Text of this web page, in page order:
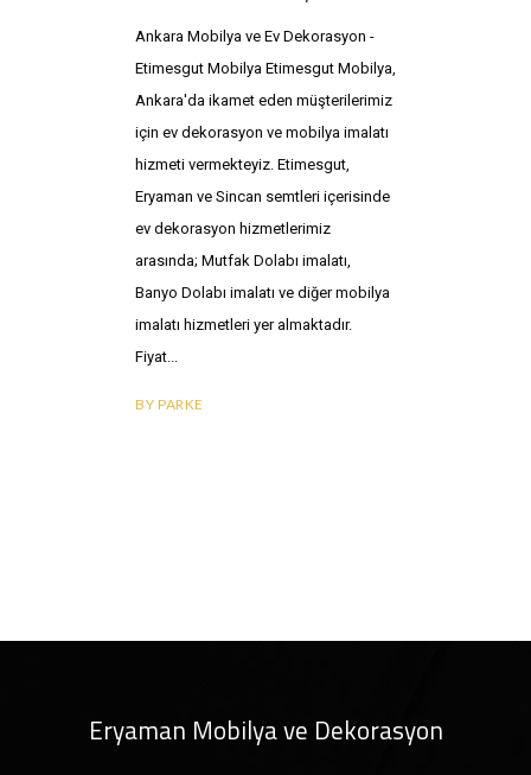
Ankara Mobilya ve Ev Dekorasyon -
Etimesgut Mobilya Etimesgut Mobilya,
Ankara'da ikamet eden müşterilerimiz
için ev dekorasyon ve mobilya imalatı
hizmeti vermekteyiz. Etimesgut,
Eryaman ve Sincan semtleri içerisinde
ev dekorasyon hizmetlerimiz
arasında; Mutfak Dolabı imalatı,
Banyo Dolabı imalatı ve diğer mobilya
imalatı hizmetleri yer almaktadır.
Fiyat
BY PARKE
Eryaman Mobilya ve Dekorasyon